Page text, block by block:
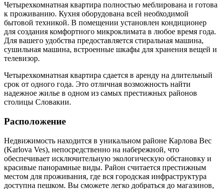
Четырехкомнатная квартира полностью меблирована и готова
к проживанию. Кухня оборудована всей необходимой
бытовой техникой. В помещении установлен кондиционер
для создания комфортного микроклимата в любое время года.
Для вашего удобства предоставляется стиральная машина,
сушильная машина, встроенные шкафы для хранения вещей и
телевизор.
Четырехкомнатная квартира сдается в аренду на длительный
срок от одного года. Это отличная возможность найти
надежное жилье в одном из самых престижных районов
столицы Словакии.
Расположение
Недвижимость находится в уникальном районе Карлова Вес
(Karlova Ves), непосредственно на набережной, что
обеспечивает исключительную экологическую обстановку и
красивые панорамные виды. Район считается престижным
местом для проживания, где вся городская инфраструктура
доступна пешком. Вы сможете легко добраться до магазинов,